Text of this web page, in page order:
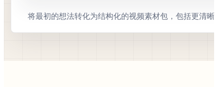
将最初的想法转化为结构化的视频素材包，包括更清晰